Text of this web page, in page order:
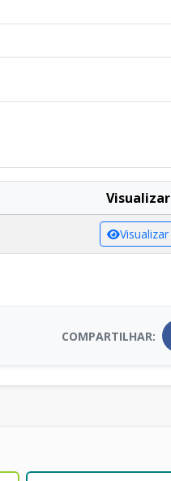
Visualizar
Visualizar
COMPARTILHAR: